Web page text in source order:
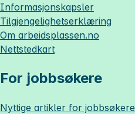
Informasjonskapsler
Tilgjengelighetserklæring
Om arbeidsplassen.no
Nettstedkart
For jobbsøkere
Nyttige artikler for jobbsøkere